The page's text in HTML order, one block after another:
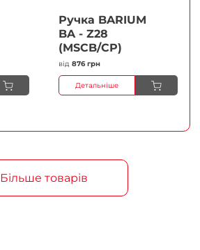
Ручка BARIUM
BA - Z28
(MSCB/CP)
від 876 грн
Детальніше
Більше товарів